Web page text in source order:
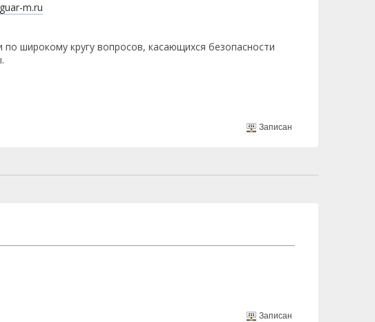
m.ru
широкому кругу вопросов, касающихся безопасности
Записан
Записан